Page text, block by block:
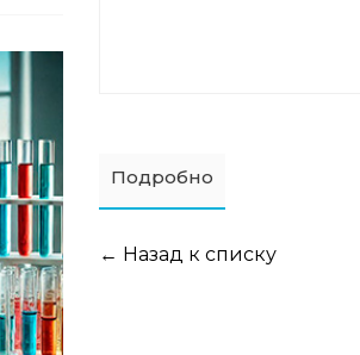
Подробно
← Назад к списку